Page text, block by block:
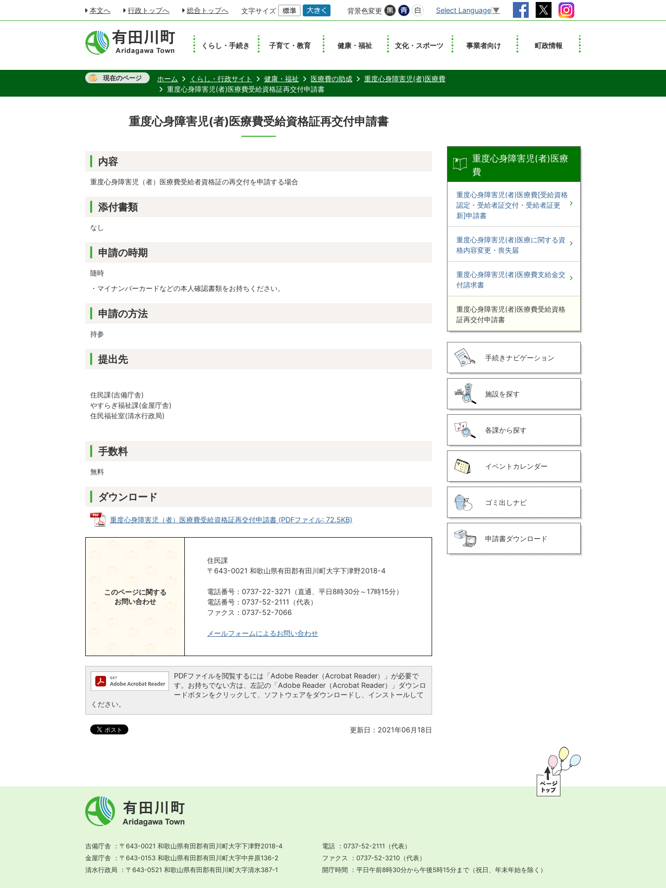
本文へ 行政トップへ 総合トップへ 文字サイズ 背景色変更 Select Language ▼
くらし・手続き 子育て・教育 健康・福祉 文化・スポーツ 事業者向け 町政情報
現在のページ ホーム くらし・行政サイト 健康・福祉 医療費の助成
重度心身障害児(者)医療費
重度心身障害児(者)医療費受給資格証再交付申請書
重度心身障害児(者)医療費受給資格証再交付申請書
内容
重度心身障害児（者）医療費受給者資格証の再交付を申請する場合
添付書類
なし
申請の時期
随時
・マイナンバーカードなどの本人確認書類をお持ちください。
申請の方法
持参
提出先
住民課(吉備庁舎)
やすらぎ福祉課(金屋庁舎)
住民福祉室(清水行政局)
手数料
無料
ダウンロード
重度心身障害児（者）医療費受給資格証再交付申請書 (PDFファイル: 72.5KB)
このページに関する
お問い合わせ
住民課
〒643-0021 和歌山県有田郡有田川町大字下津野2018-4
電話番号：0737-22-3271（直通、平日8時30分～17時15分）
電話番号：0737-52-2111（代表）
ファクス：0737-52-7066
メールフォームによるお問い合わせ
PDFファイルを閲覧するには「Adobe Reader（Acrobat Reader）」が必要で
す。お持ちでない方は、左記の「Adobe Reader（Acrobat Reader）」ダウンロ
ードボタンをクリックして、ソフトウェアをダウンロードし、インストールして
ください。
更新日：2021年06月18日
重度心身障害児(者)医療
費
重度心身障害児(者)医療費[受給資格
認定・受給者証交付・受給者証更
新]申請書
重度心身障害児(者)医療に関する資
格内容変更・喪失届
重度心身障害児(者)医療費支給金交
付請求書
重度心身障害児(者)医療費受給資格
証再交付申請書
手続きナビゲーション
施設を探す
各課から探す
イベントカレンダー
ゴミ出しナビ
申請書ダウンロード
有
田
川
Town
吉備庁舎
〒643-0021 和歌山県有田郡有田川町大字下津野2018-4
金屋庁舎
〒643-0153 和歌山県有田郡有田川町大字中井原136-2
清水行政局
〒643-0521 和歌山県有田郡有田川町大字清水387-1
電話
0737-52-2111（代表）
ファクス
0737-52-3210（代表）
開庁時間
平日午前8時30分から午後5時15分まで （祝日、年末年始を除く）
ッ
プ